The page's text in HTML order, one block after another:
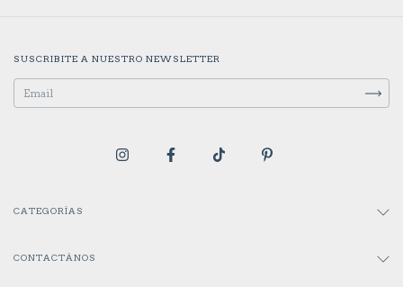
SUSCRIBITE A NUESTRO NEWSLETTER
CATEGORÍAS
CONTACTÁNOS